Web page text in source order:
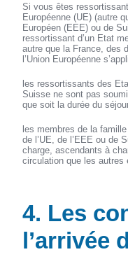
Si vous êtes
Européenne (UE) (autre
Européen (EEE) ou de
ressortissant d’un Etat
autre que la France, des
l’Union Européenne
les ressortissants des
Suisse ne sont pas
que soit la durée du
les membres de la
de l’UE, de l’EEE ou de
charge, ascendants à
circulation que les autres
4. Les
l’arrivée